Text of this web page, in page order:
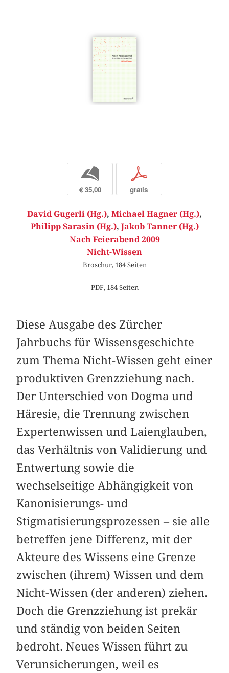
b
€ 35,00
p
gratis
David Gugerli (Hg.), Michael Hagner (Hg.),
Philipp Sarasin (Hg.), Jakob Tanner (Hg.)
Nach Feierabend 2009
Nicht-Wissen
Broschur, 184 Seiten
PDF, 184 Seiten
Diese Ausgabe des Zürcher
Jahrbuchs für Wissensgeschichte
zum Thema Nicht-Wissen geht einer
produktiven Grenzziehung nach.
Der Unterschied von Dogma und
Häresie, die Trennung zwischen
Expertenwissen und Laienglauben,
das Verhältnis von Validierung und
Entwertung sowie die
wechselseitige Abhängigkeit von
Kanonisierungs- und
Stigmatisierungsprozessen – sie alle
betreffen jene Differenz, mit der
Akteure des Wissens eine Grenze
zwischen (ihrem) Wissen und dem
Nicht-Wissen (der anderen) ziehen.
Doch die Grenzziehung ist prekär
und ständig von beiden Seiten
bedroht. Neues Wissen führt zu
Verunsicherungen, weil es